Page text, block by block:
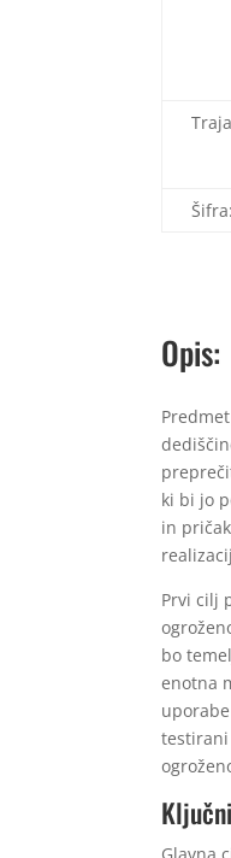
Šifra:
Opis:
ki bi jo
in
Prvi cilj
bo
enotna
testirani